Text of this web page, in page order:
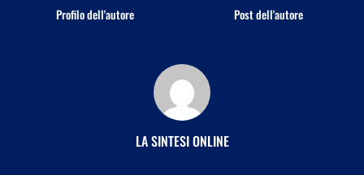
Profilo dell'autore Post dell'autore
LA SINTESI ONLINE